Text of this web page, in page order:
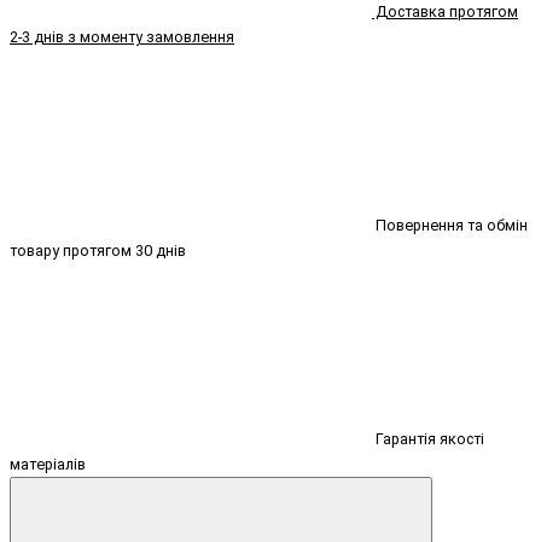
Доставка протягом
2-3 днів з моменту замовлення
Повернення та обмін
товару протягом 30 днів
Гарантія якості
матеріалів